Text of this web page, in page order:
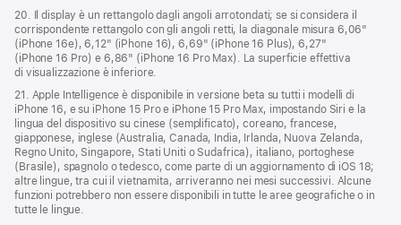
20. Il display è un rettangolo dagli angoli arrotondati; se si considera il
corrispondente rettangolo con gli angoli retti, la diagonale misura 6,06"
(iPhone 16e), 6,12" (iPhone 16), 6,69" (iPhone 16 Plus), 6,27"
(iPhone 16 Pro) e 6,86" (iPhone 16 Pro Max). La superficie effettiva
di visualizzazione è inferiore.
21. Apple Intelligence è disponibile in versione beta su tutti i modelli di
iPhone 16, e su iPhone 15 Pro e iPhone 15 Pro Max, impostando Siri e la
lingua del dispositivo su cinese (semplificato), coreano, francese,
giapponese, inglese (Australia, Canada, India, Irlanda, Nuova Zelanda,
Regno Unito, Singapore, Stati Uniti o Sudafrica), italiano, portoghese
(Brasile), spagnolo o tedesco, come parte di un aggiornamento di iOS 18;
altre lingue, tra cui il vietnamita, arriveranno nei mesi successivi. Alcune
funzioni potrebbero non essere disponibili in tutte le aree geografiche o in
tutte le lingue.